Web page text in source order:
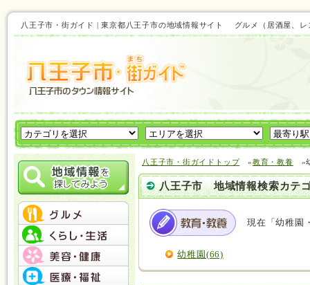
八王子市・街ガイド | 東京都八王子市の地域情報サイト グルメ（居酒屋、
八王子市・街ガイドトップ »教育・教養 »
八王子市 地域情報検索カテ
現在「幼稚園
幼稚園(66)